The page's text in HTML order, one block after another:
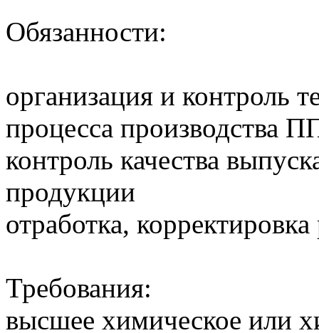
Обязанности:
организация и контроль
процесса производства
контроль качества
продукции
отработка,
Требования:
высшее химическое или